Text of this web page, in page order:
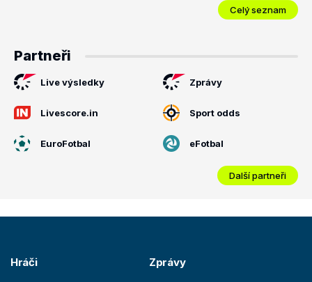
Celý seznam
Partneři
Live výsledky Zprávy
Livescore.in Sport odds
EuroFotbal eFotbal
Další partneři
Hráči Zprávy